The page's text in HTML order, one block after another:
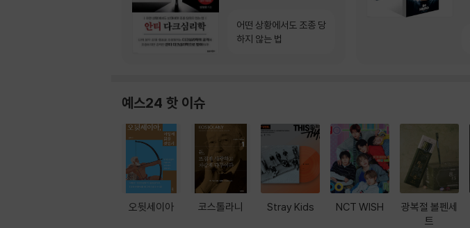
어떤 상황에서도 조종 당
하지 않는 법
예스24 핫 이슈
오뒷세이아 코스톨라니 Stray Kids NCT WISH
광복절 볼펜세
트